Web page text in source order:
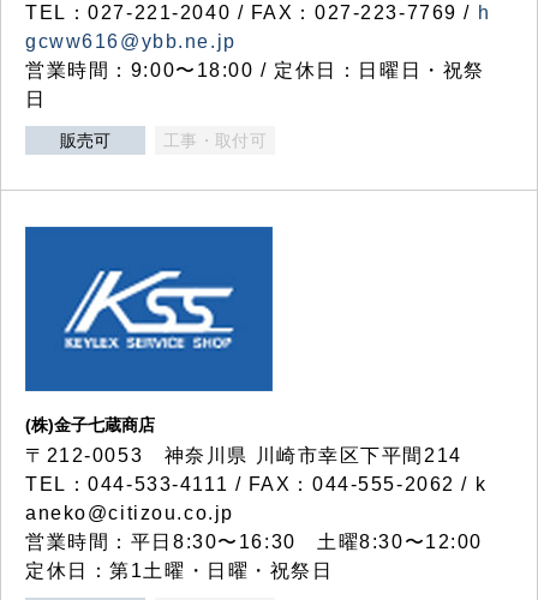
TEL：027-221-2040 / FAX：027-223-7769 / h
gcww616@ybb.ne.jp
営業時間：9:00〜18:00 / 定休日：日曜日・祝祭
日
販売可 工事・取付可
(株)金子七蔵商店
〒212-0053 神奈川県 川崎市幸区下平間214
TEL：044-533-4111 / FAX：044-555-2062 / k
aneko@citizou.co.jp
営業時間：平日8:30〜16:30 土曜8:30〜12:00
定休日：第1土曜・日曜・祝祭日